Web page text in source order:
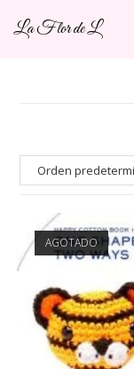
La Flor de L
AGOTADO